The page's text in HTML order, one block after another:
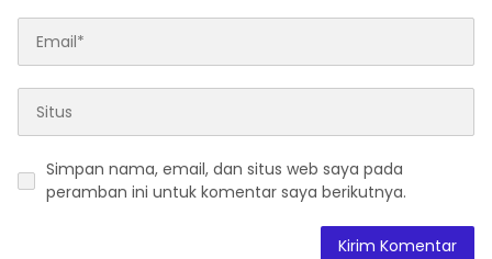
Simpan nama, email, dan situs web saya pada
peramban ini untuk komentar saya berikutnya.